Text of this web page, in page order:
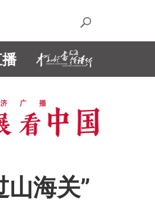
海关”